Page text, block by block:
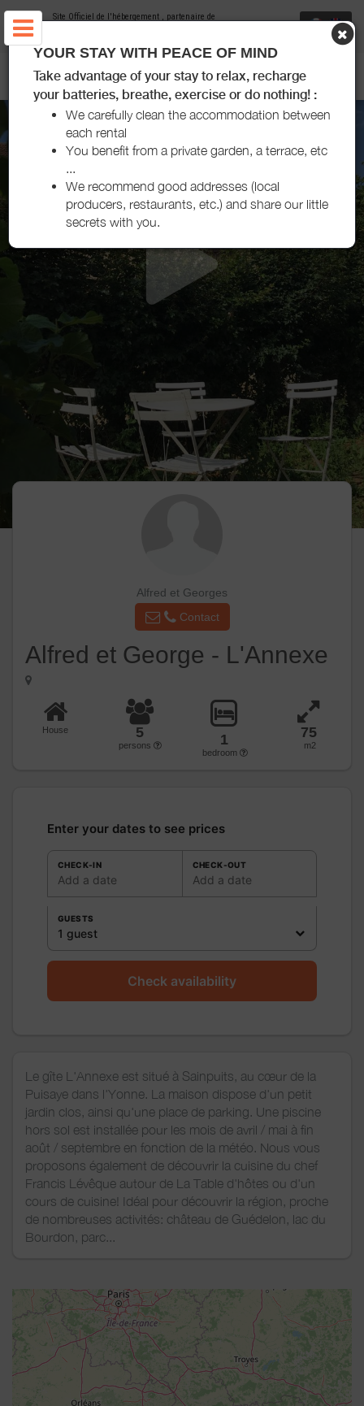
Site Officiel de l'hébergement , partenaire de
GÎTES DE ALFRED ET GEORGE - SAINPUITS
YOUR STAY WITH PEACE OF MIND
Take advantage of your stay to relax, recharge
your batteries, breathe, exercise or do nothing! :
We carefully clean the accommodation between
each rental
You benefit from a private garden, a terrace, etc
...
We recommend good addresses (local
producers, restaurants, etc.) and share our little
secrets with you.
Alfred et Georges
Contact
Alfred et George - L'Annexe
House 5
persons 1
bedroom
75
m2
Enter your dates to see prices
CHECK-IN
Add a date
CHECK-OUT
Add a date
GUESTS
1 guest
Check availability
Le gîte L'Annexe est situé à Sainpuits, au cœur de la
Puisaye dans l'Yonne. La maison dispose d'un petit
jardin clos, ainsi qu'une place de parking. Une piscine
hors sol est installée pour les mois de avril / mai à fin
août / septembre en fonction de la météo. Nous vous
proposons également de découvrir la cuisine du chef
Francis Lévêque autour de La Table d'hôtes ou d'un
cours de cuisine! Idéal pour découvrir la région, proche
de nombreuses activités: château de Guédelon, lac du
Bourdon, parc...